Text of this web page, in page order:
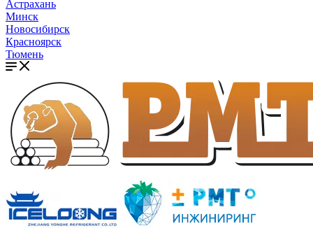
Астрахань
Минск
Новосибирск
Красноярск
Тюмень